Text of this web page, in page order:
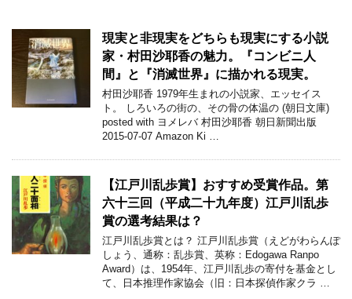
現実と非現実をどちらも現実にする小説
家・村田沙耶香の魅力。『コンビニ人
間』と『消滅世界』に描かれる現実。
村田沙耶香 1979年生まれの小説家、エッセイス
ト。 しろいろの街の、その骨の体温の (朝日文庫)
posted with ヨメレバ 村田沙耶香 朝日新聞出版
2015-07-07 Amazon Ki …
【江戸川乱歩賞】おすすめ受賞作品。第
六十三回（平成二十九年度）江戸川乱歩
賞の選考結果は？
江戸川乱歩賞とは？ 江戸川乱歩賞（えどがわらんぽ
しょう、通称：乱歩賞、英称：Edogawa Ranpo
Award）は、1954年、江戸川乱歩の寄付を基金とし
て、日本推理作家協会（旧：日本探偵作家クラ …